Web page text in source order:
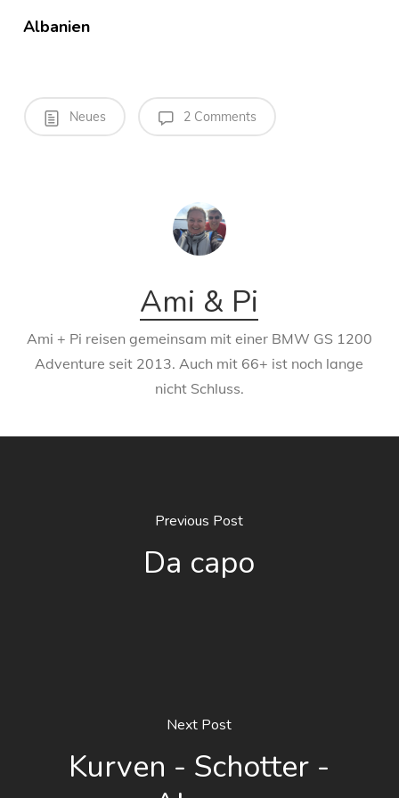
Albanien
Neues 2 Comments
Ami & Pi
Ami + Pi reisen gemeinsam mit einer BMW GS 1200
Adventure seit 2013. Auch mit 66+ ist noch lange
nicht Schluss.
Previous Post
Da capo
Next Post
Kurven - Schotter -